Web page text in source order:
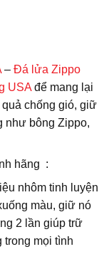
– Đá lửa Zippo
USA để mang lại
chống gió, giữ
như bông Zippo,
hãng :
nhôm tinh luyện
màu, giữ nó
2 lần giúp trữ
trong mọi tình